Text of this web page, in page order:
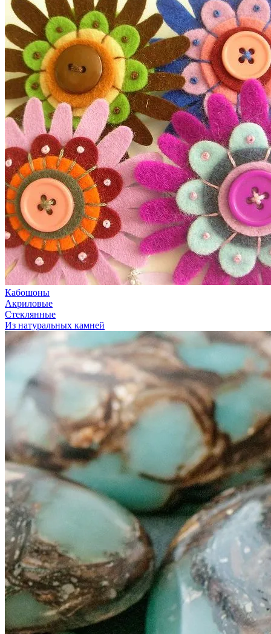
Кабошоны
Акриловые
Стеклянные
Из натуральных камней